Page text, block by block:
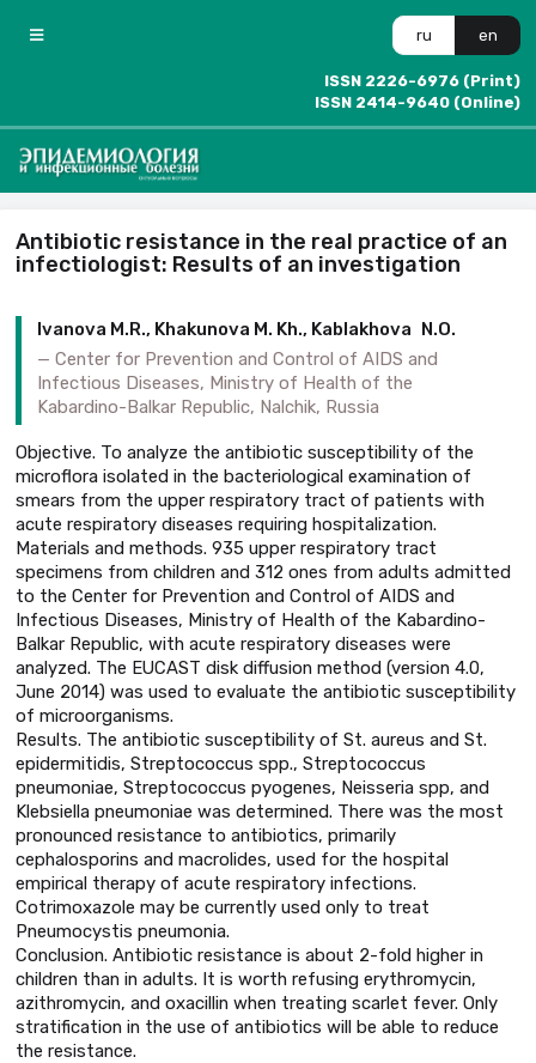
ru en
ISSN 2226-6976 (Print)
ISSN 2414-9640 (Online)
Antibiotic resistance in the real practice of an
infectiologist: Results of an investigation
Ivanova M.R., Khakunova M. Kh., Kabla­khova N.O.
Center for Prevention and Control of AIDS and
Infectious Diseases, Ministry of Health of the
Kabardino-Balkar Republic, Nalchik, Russia
Objective. To analyze the antibiotic susceptibility of the
microflora isolated in the bacteriological examination of
smears from the upper respiratory tract of patients with
acute respiratory diseases requiring hospitalization.
Materials and methods. 935 upper respiratory tract
specimens from children and 312 ones from adults admitted
to the Center for Prevention and Control of AIDS and
Infectious Diseases, Ministry of Health of the Kabardino-
Balkar Republic, with acute respiratory diseases were
analyzed. The EUCAST disk diffusion method (version 4.0,
June 2014) was used to evaluate the antibiotic susceptibility
of microorganisms.
Results. The antibiotic susceptibility of St. aureus and St.
epidermitidis, Streptococcus spp., Streptococcus
pneumoniae, Streptococcus pyogenes, Neisseria spp, and
Klebsiella pneumoniae was determined. There was the most
pronounced resistance to antibiotics, primarily
cephalosporins and macrolides, used for the hospital
empirical therapy of acute respiratory infections.
Cotrimoxazole may be currently used only to treat
Pneumocystis pneumonia.
Conclusion. Antibiotic resistance is about 2-fold higher in
children than in adults. It is worth refusing erythromycin,
azithromycin, and oxacillin when treating scarlet fever. Only
stratification in the use of antibiotics will be able to reduce
the resistance.